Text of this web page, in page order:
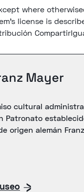
where
license is
Mayer
cultural
Patronato
origen alemán